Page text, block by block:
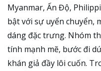
Myanmar, Ấn Độ,
bật với sự uyển chuyển,
dáng đặc trưng. Nhóm
tính mạnh mẽ, bước đi
khán giả đầy lôi cuốn.